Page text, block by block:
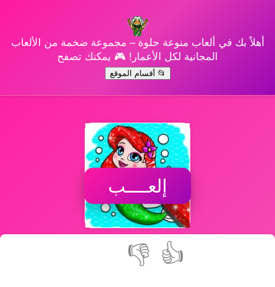
أهلاً بك في ألعاب منوعة حلوة – مجموعة ضخمة من الألعاب
المجانية لكل الأعمار! 🎮 يمكنك تصفح
📂 أقسام الموقع
إلعــــب
👍
👎